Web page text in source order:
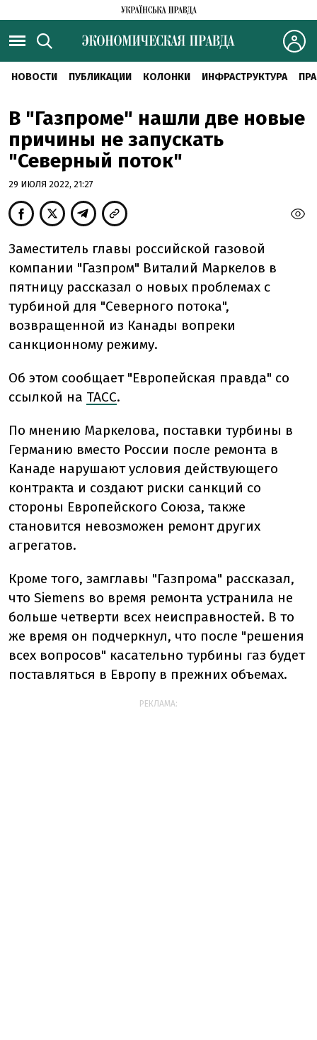
НОВОСТИ ПУБЛИКАЦИИ КОЛОНКИ ИНФРАСТРУКТУРА
В "Газпроме" нашли две новые
причины не запускать
"Северный поток"
29 ИЮЛЯ 2022, 21:27
Заместитель главы российской газовой
компании "Газпром" Виталий Маркелов в
пятницу рассказал о новых проблемах с
турбиной для "Северного потока",
возвращенной из Канады вопреки
санкционному режиму.
Об этом сообщает "Европейская правда" со
ссылкой на ТАСС.
По мнению Маркелова, поставки турбины в
Германию вместо России после ремонта в
Канаде нарушают условия действующего
контракта и создают риски санкций со
стороны Европейского Союза, также
становится невозможен ремонт других
агрегатов.
Кроме того, замглавы "Газпрома" рассказал,
что Siemens во время ремонта устранила не
больше четверти всех неисправностей. В то
же время он подчеркнул, что после "решения
всех вопросов" касательно турбины газ будет
поставляться в Европу в прежних объемах.
РЕКЛАМА: